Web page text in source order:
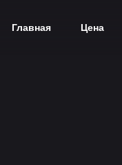
Главная Цена